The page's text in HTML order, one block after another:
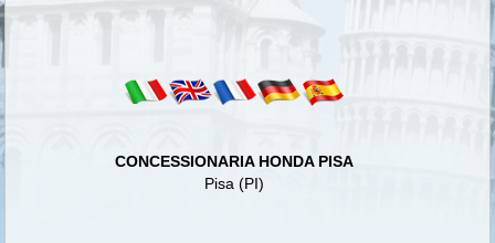
CONCESSIONARIA HONDA PISA
Pisa (PI)